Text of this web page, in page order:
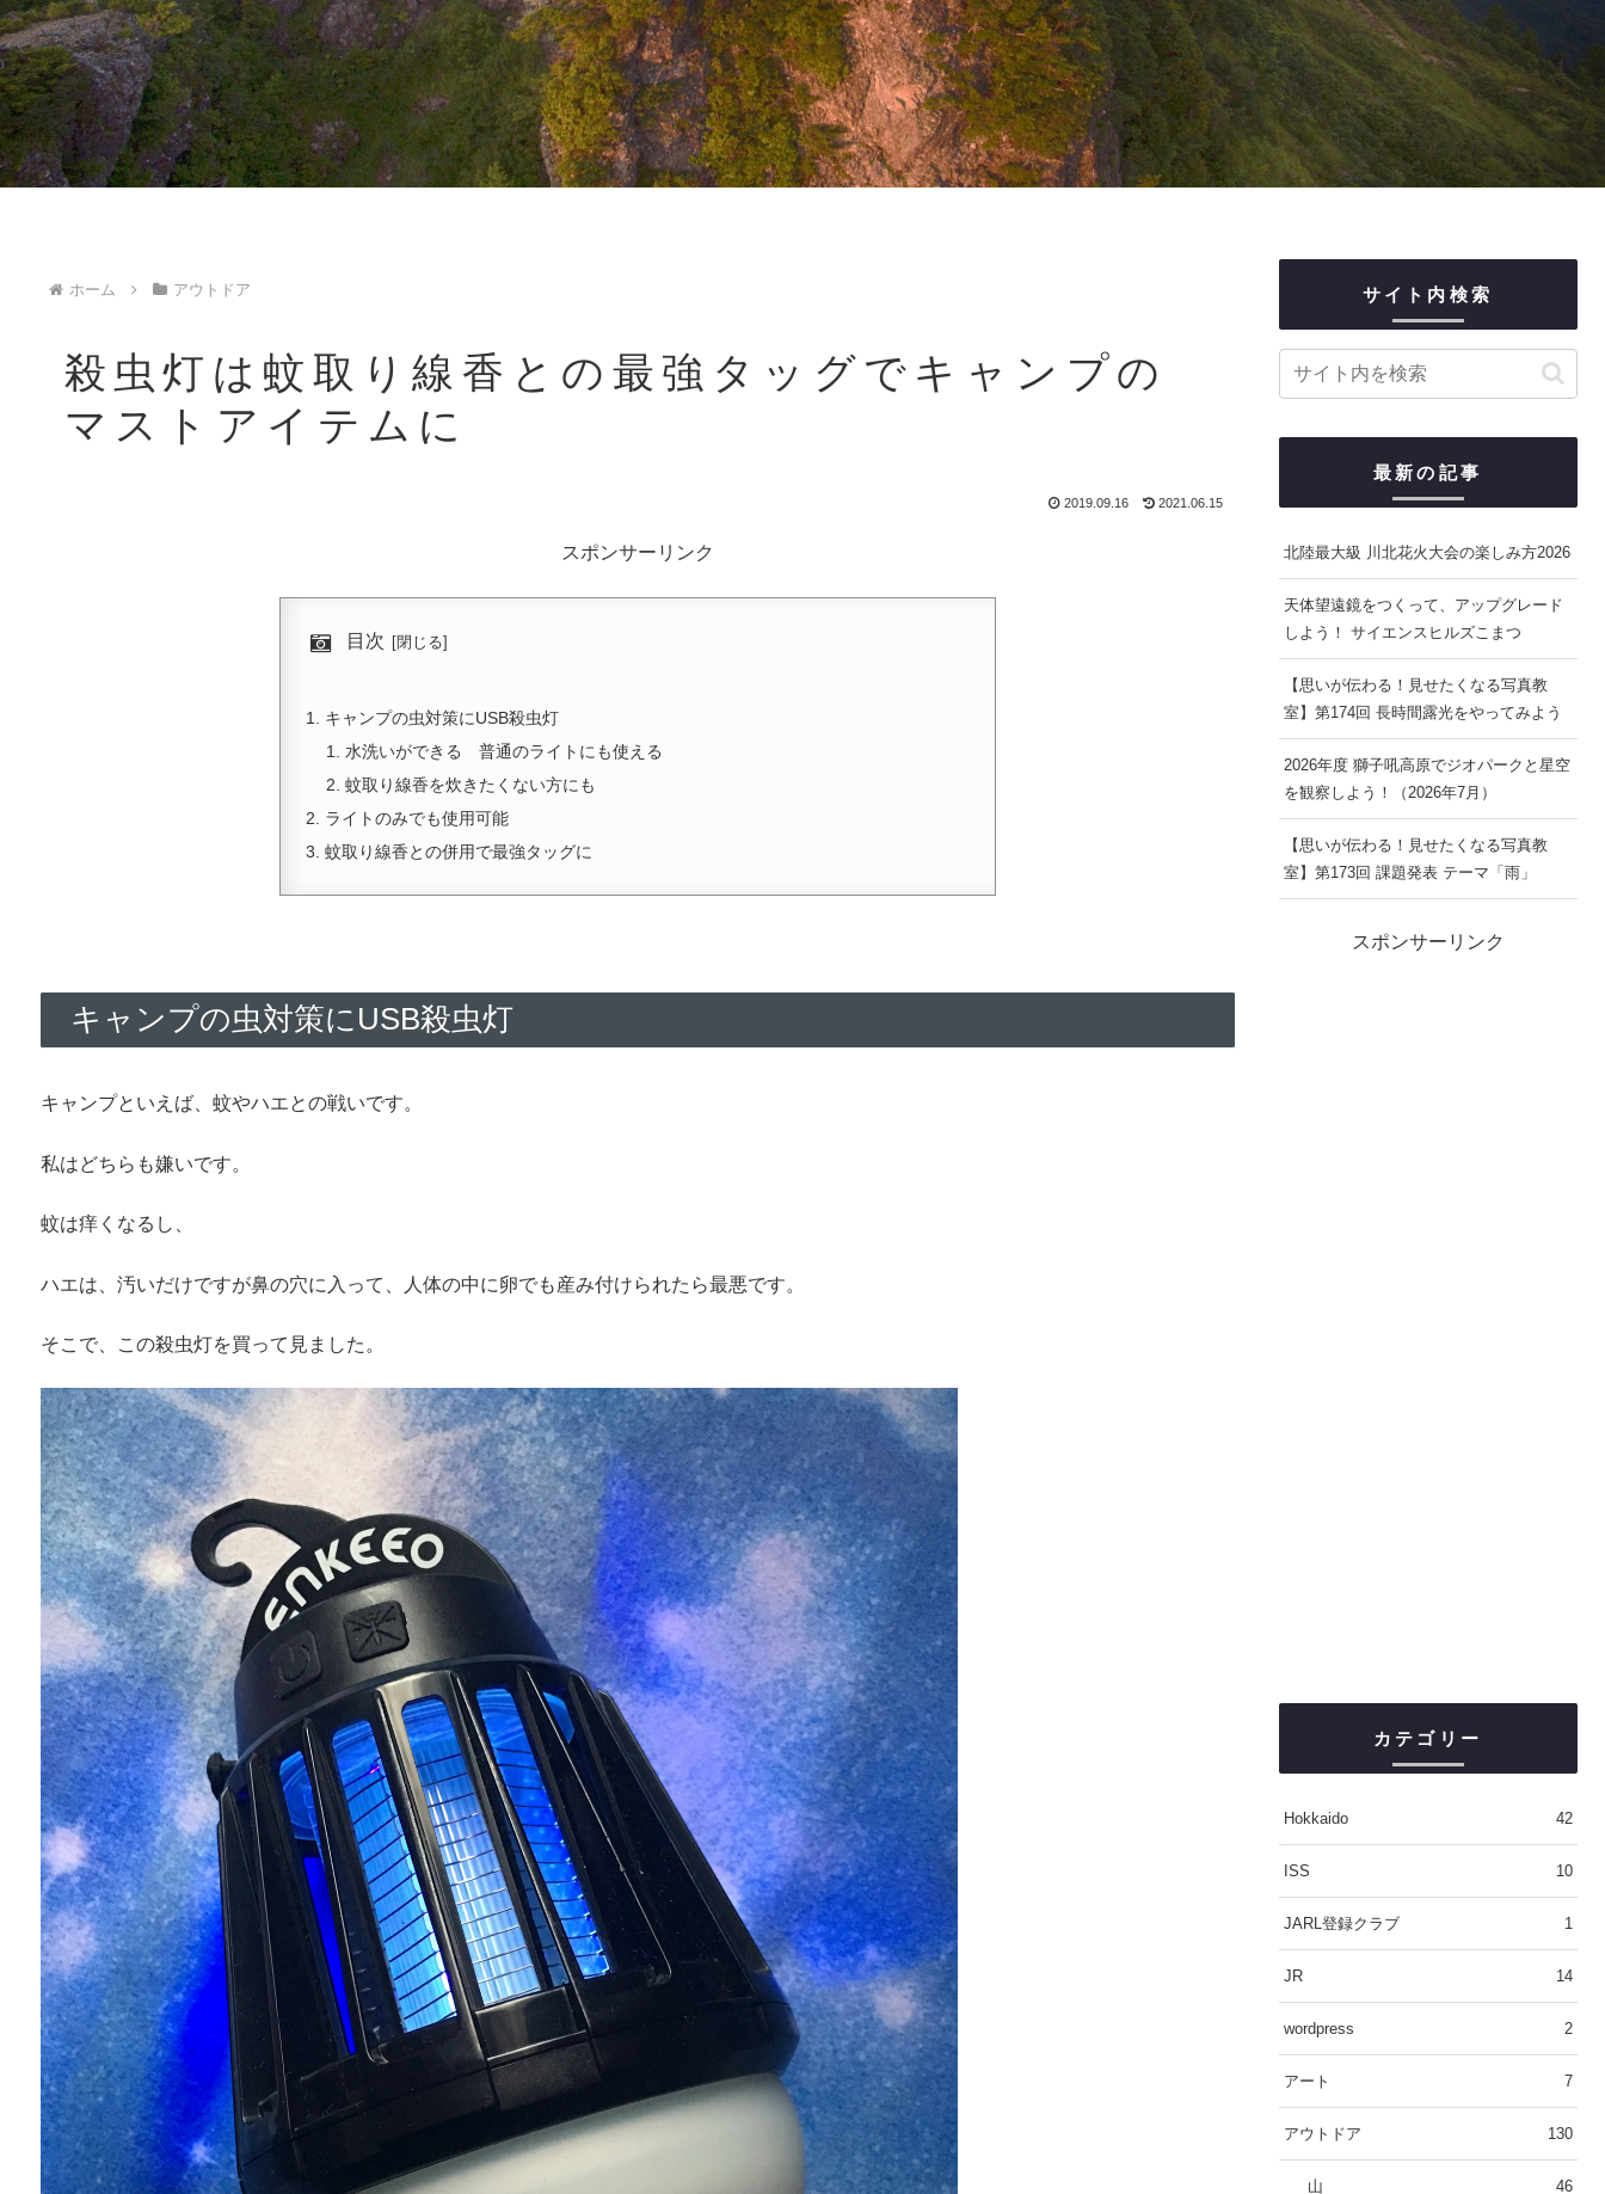
ホーム アウトドア
殺虫灯は蚊取り線香との最強タッグでキャンプの
マストアイテムに
2019.09.16 2021.06.15
スポンサーリンク
目次
キャンプの虫対策にUSB殺虫灯
水洗いができる 普通のライトにも使える
蚊取り線香を炊きたくない方にも
ライトのみでも使用可能
蚊取り線香との併用で最強タッグに
キャンプの虫対策にUSB殺虫灯
キャンプといえば、蚊やハエとの戦いです。
私はどちらも嫌いです。
蚊は痒くなるし、
ハエは、汚いだけですが鼻の穴に入って、人体の中に卵でも産み付けられたら最悪です。
そこで、この殺虫灯を買って見ました。
サイト内検索
最新の記事
北陸最大級 川北花火大会の楽しみ方2026
天体望遠鏡をつくって、アップグレード
しよう！ サイエンスヒルズこまつ
【思いが伝わる！見せたくなる写真教
室】第174回 長時間露光をやってみよう
2026年度 獅子吼高原でジオパークと星空
を観察しよう！（2026年7月）
【思いが伝わる！見せたくなる写真教
室】第173回 課題発表 テーマ「雨」
スポンサーリンク
カテゴリー
Hokkaido 42
ISS 10
JARL登録クラブ 1
JR 14
wordpress 2
アート 7
アウトドア 130
山 46